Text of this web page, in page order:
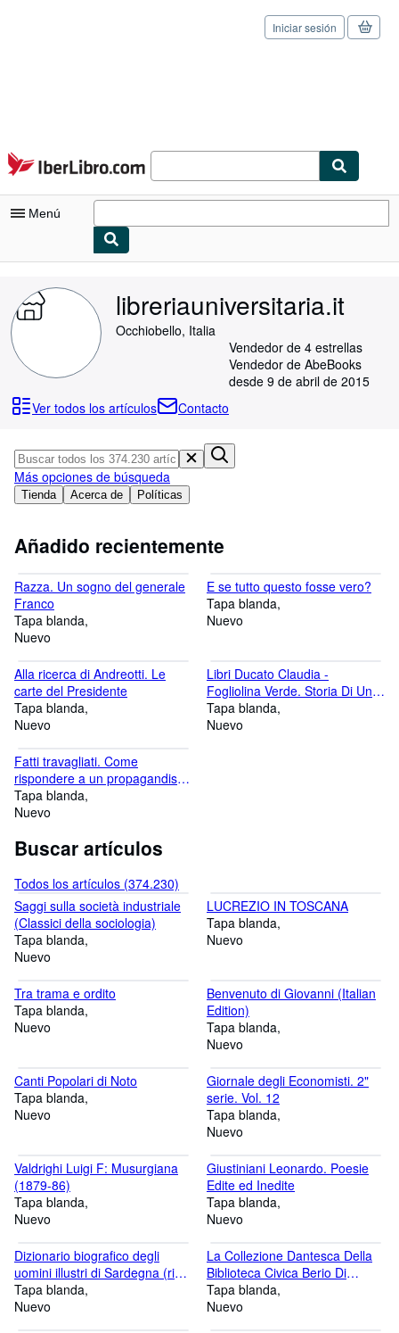
Pasar al contenido principal
IberLibro.com
Iniciar sesión
Menú
Consultar mis pedidos
Búsqueda avanzada
Colecciones
Arte y coleccionismo
Vendedores
Ayuda
CERRAR
libreriauniversitaria.it
Occhiobello, Italia
Vendedor de 4 estrellas
Vendedor de AbeBooks
desde 9 de abril de 2015
Ver todos los artículos
Contacto
Tienda Acerca de Políticas
Más opciones de búsqueda
Añadido recientemente
Razza. Un sogno del generale
Franco
Tapa blanda
Nuevo
E se tutto questo fosse vero?
Tapa blanda
Nuevo
Alla ricerca di Andreotti. Le
carte del Presidente
Tapa blanda
Nuevo
Libri Ducato Claudia -
Fogliolina Verde. Storia Di Una
Partenza
Tapa blanda
Nuevo
Fatti travagliati. Come
rispondere a un propagandista
filorusso e difendersi dalla
disinformazione
Tapa blanda
Nuevo
Buscar artículos
Todos los artículos (374.230)
Saggi sulla società industriale
(Classici della sociologia)
Tapa blanda
Nuevo
LUCREZIO IN TOSCANA
Tapa blanda
Nuevo
Tra trama e ordito
Tapa blanda
Nuevo
Benvenuto di Giovanni (Italian
Edition)
Tapa blanda
Nuevo
Canti Popolari di Noto
Tapa blanda
Nuevo
Giornale degli Economisti. 2"
serie. Vol. 12
Tapa blanda
Nuevo
Valdrighi Luigi F: Musurgiana
(1879-86)
Tapa blanda
Nuevo
Giustiniani Leonardo. Poesie
Edite ed Inedite
Tapa blanda
Nuevo
Dizionario biografico degli
uomini illustri di Sardegna (rist.
anast. Torino, 1837-38)
Tapa blanda
Nuevo
La Collezione Dantesca Della
Biblioteca Civica Berio Di
Genova
Tapa blanda
Nuevo